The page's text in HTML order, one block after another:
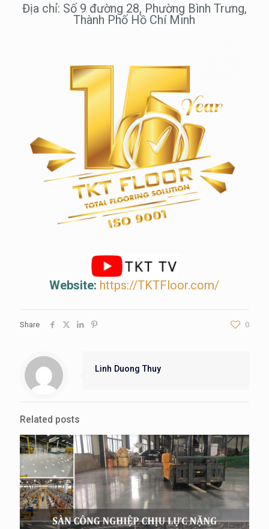
Địa chỉ: Số 9 đường 28, Phường Bình Trưng,
Thành Phố Hồ Chí Minh
Website: https://TKTFloor.com/
Share 0
Linh Duong Thuy
Related posts